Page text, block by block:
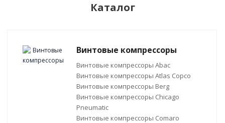
Каталог
Винтовые компрессоры
Винтовые компрессоры Abac
Винтовые компрессоры Atlas Copco
Винтовые компрессоры Berg
Винтовые компрессоры Chicago
Pneumatic
Винтовые компрессоры Comaro